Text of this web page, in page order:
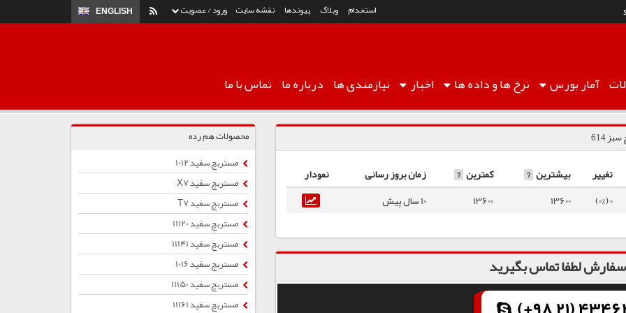
ورود / عضویت ENGLISH استخدام وبلاگ پیوندها نقشه سایت
آماربورس نرخ هاو داده ها اخبار نیازمندی ها درباره ما تماس با ما
614
تغییر بیشترین ? کمترین ? زمان بروز رسانی
نمودار
0 (0%)
13600
13600 10 سال پیش
لطفا تماس بگیرید
محصولات هم رده
مستربچ سفید 1012
مستربچ سفید X7
مستربچ سفید T7
مستربچ سفید 11120
مستربچ سفید 11141
مستربچ سفید 1016
مستربچ سفید 11150
مستربچ سفید 11161